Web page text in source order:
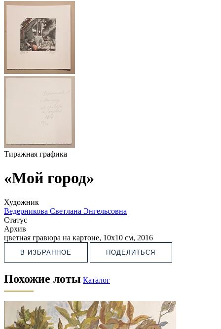
Тиражная графика
«Мой город»
Художник
Ведерникова Светлана Энгельсовна
Статус
Архив
цветная гравюра на картоне, 10х10 см, 2016
В ИЗБРАННОЕ ПОДЕЛИТЬСЯ
Похожие лоты Каталог